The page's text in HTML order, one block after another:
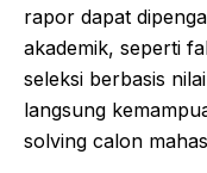
rapor dapat
akademik, seperti
seleksi berbasis
langsung
solving calon